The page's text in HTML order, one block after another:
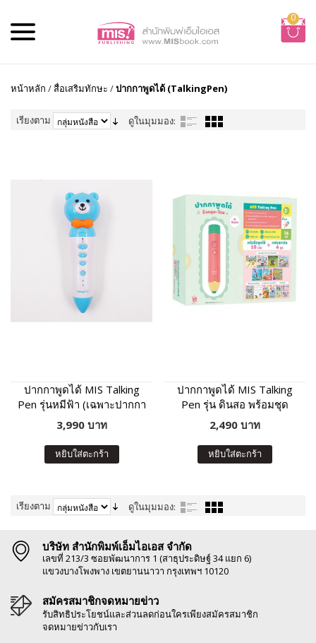
0
หน้าหลัก /สื่อเสริมทักษะ /ปากกาพูดได้ (TalkingPen)
เรียงตาม ดูในมุมมอง:
ปากกาพูดได้ MIS Talking
Pen รุ่นหมีฟ้า (เฉพาะปากกา
พูดได้ ไม่มีหนังสือในชุด)
3,990 บาท
หยิบใส่ตะกร้า
ปากกาพูดได้ MIS Talking
Pen รุ่น ดินสอ พร้อมชุด
หนังสือเสริมภาษา พัฒนา IQ
2,490 บาท
หยิบใส่ตะกร้า
เรียงตาม ดูในมุมมอง:
บริษัท สำนักพิมพ์เอ็มไอเอส จำกัด
เลขที่ 213/3 ซอยพัฒนาการ 1 (สาธุประดิษฐ์ 34 แยก 6)
แขวงบางโพงพาง เขตยานนาวา กรุงเทพฯ 10120
สมัครสมาชิกจดหมายข่าว
รับสิทธิประโยชน์และส่วนลดก่อนใครเพียงสมัครสมาชิก
จดหมายข่าวกับเรา